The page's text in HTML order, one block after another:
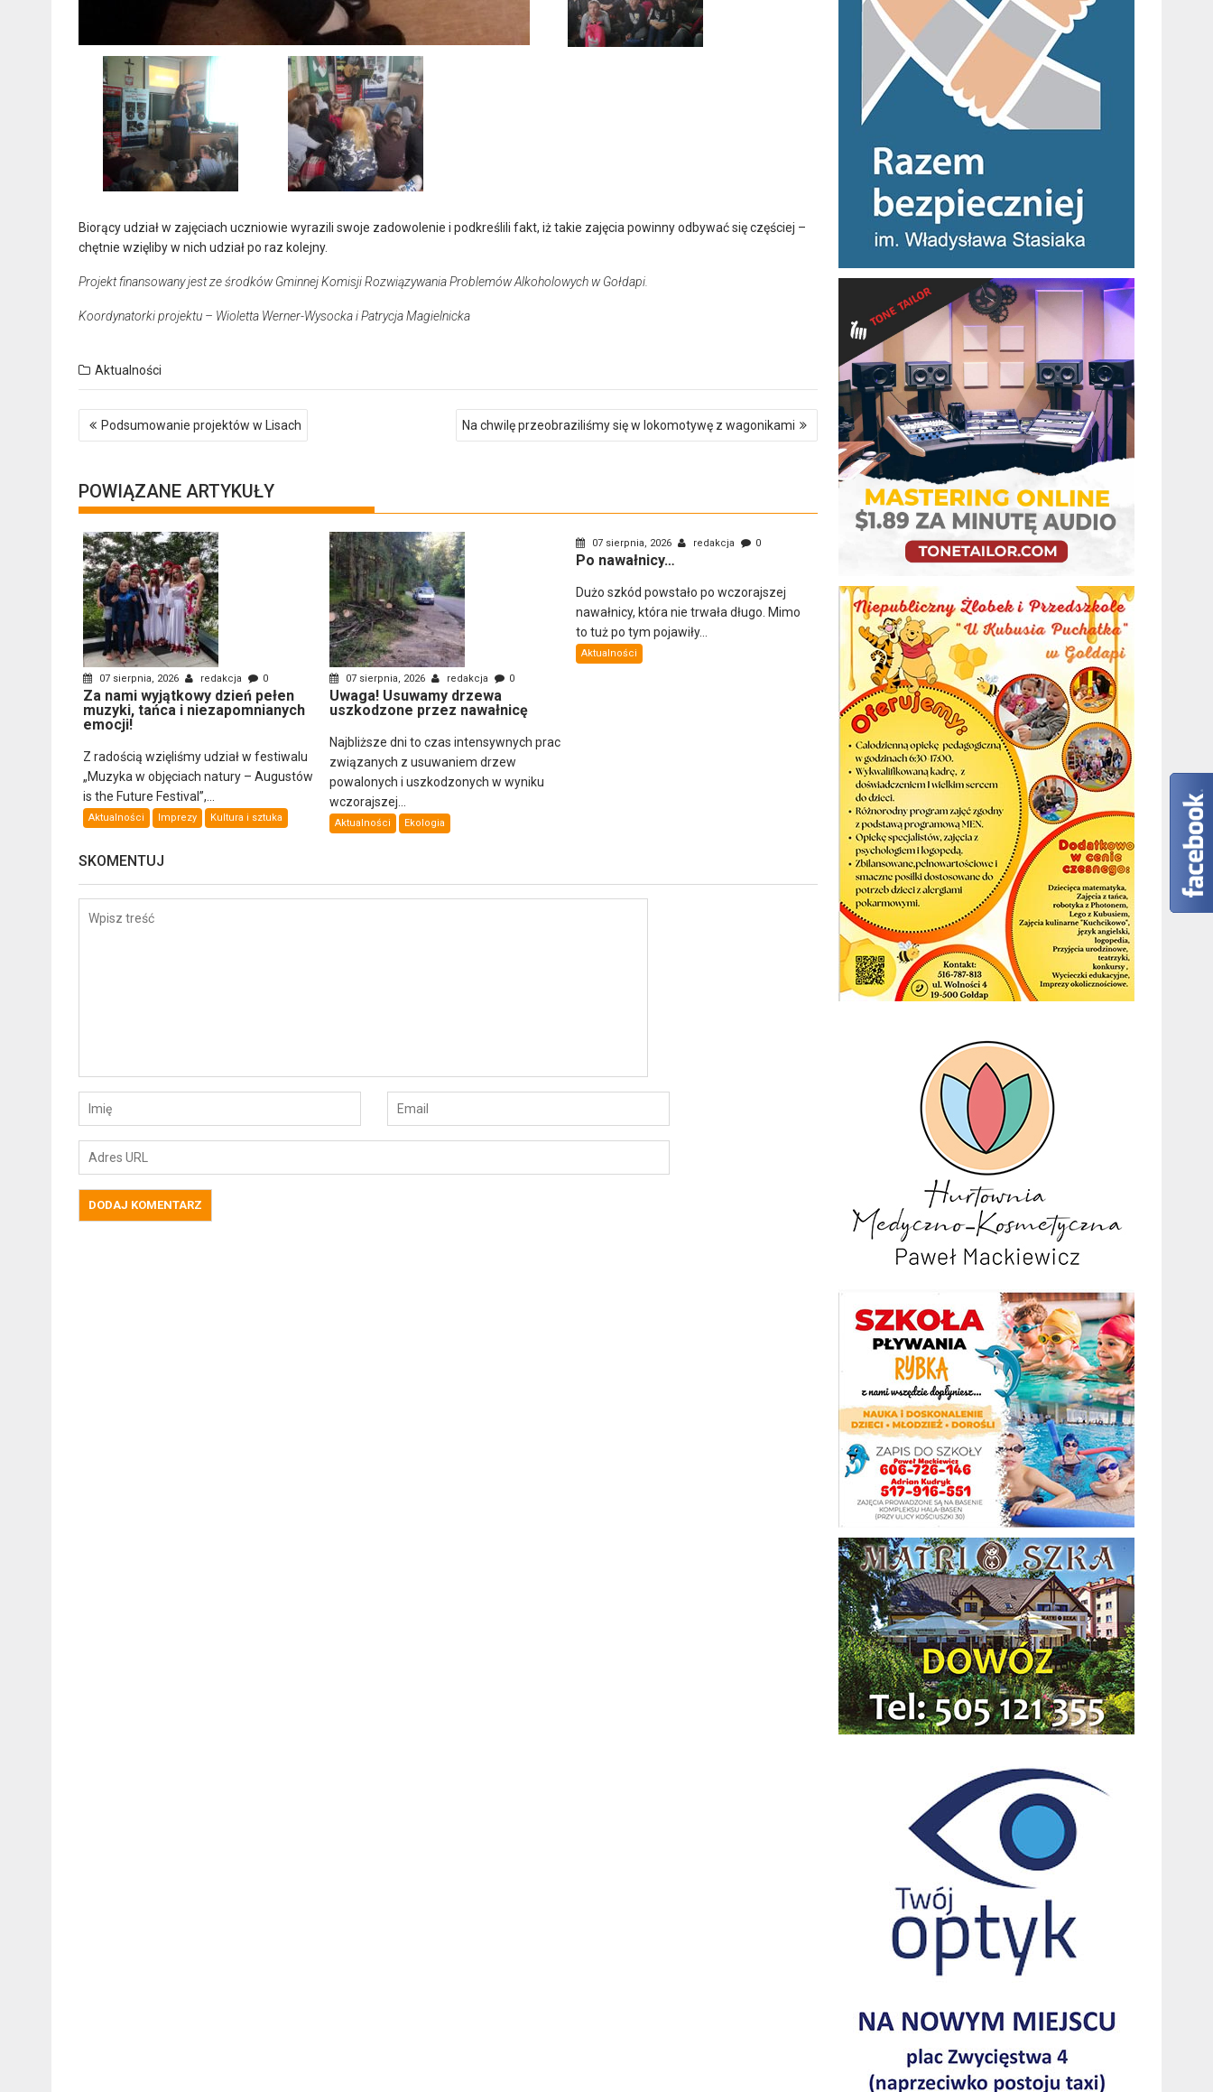
Biorący udział w zajęciach uczniowie wyrazili swoje zadowolenie i podkreślili fakt, iż takie zajęcia powinny odbywać się częściej –
chętnie wzięliby w nich udział po raz kolejny.
Projekt finansowany jest ze środków Gminnej Komisji Rozwiązywania Problemów Alkoholowych w Gołdapi.
Koordynatorki projektu – Wioletta Werner-Wysocka i Patrycja Magielnicka
Aktualności
Nawigacja
wpisu
Podsumowanie projektów w Lisach Na chwilę przeobraziliśmy się w lokomotywę z wagonikami
POWIĄZANE ARTYKUŁY
07 sierpnia, 2026 redakcja 0
Za nami wyjątkowy dzień pełen
muzyki, tańca i niezapomnianych
emocji!
Z radością wzięliśmy udział w festiwalu
„Muzyka w objęciach natury – Augustów
is the Future Festival”,...
Aktualności Imprezy Kultura i sztuka
07 sierpnia, 2026 redakcja 0
Uwaga! Usuwamy drzewa
uszkodzone przez nawałnicę
Najbliższe dni to czas intensywnych prac
związanych z usuwaniem drzew
powalonych i uszkodzonych w wyniku
wczorajszej...
Aktualności Ekologia
07 sierpnia, 2026 redakcja 0
Po nawałnicy…
Dużo szkód powstało po wczorajszej
nawałnicy, która nie trwała długo. Mimo
to tuż po tym pojawiły...
Aktualności
SKOMENTUJ